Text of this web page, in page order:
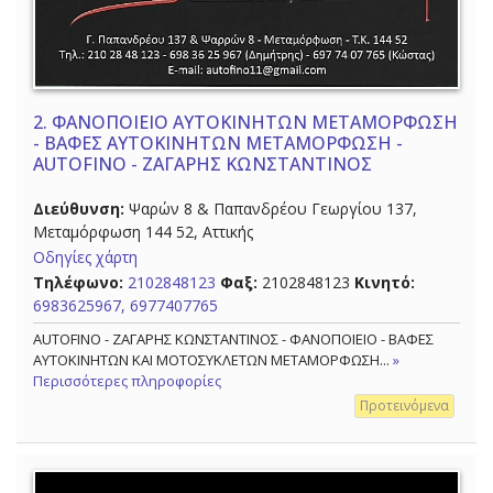
2. ΦΑΝΟΠΟΙΕΙΟ ΑΥΤΟΚΙΝΗΤΩΝ ΜΕΤΑΜΟΡΦΩΣΗ
- ΒΑΦΕΣ ΑΥΤΟΚΙΝΗΤΩΝ ΜΕΤΑΜΟΡΦΩΣΗ -
AUTOFINO - ΖΑΓΑΡΗΣ ΚΩΝΣΤΑΝΤΙΝΟΣ
Διεύθυνση: Ψαρών 8 & Παπανδρέου Γεωργίου 137,
Μεταμόρφωση 144 52, Αττικής
Οδηγίες χάρτη
Τηλέφωνο: 2102848123 Φαξ: 2102848123 Κινητό:
6983625967, 6977407765
AUTOFINO - ΖΑΓΑΡΗΣ ΚΩΝΣΤΑΝΤΙΝΟΣ - ΦΑΝΟΠΟΙΕΙΟ - ΒΑΦΕΣ
ΑΥΤΟΚΙΝΗΤΩΝ ΚΑΙ ΜΟΤΟΣΥΚΛΕΤΩΝ ΜΕΤΑΜΟΡΦΩΣΗ... »
Περισσότερες πληροφορίες
Προτεινόμενα